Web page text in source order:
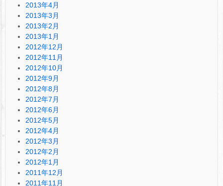
2013年4月
2013年3月
2013年2月
2013年1月
2012年12月
2012年11月
2012年10月
2012年9月
2012年8月
2012年7月
2012年6月
2012年5月
2012年4月
2012年3月
2012年2月
2012年1月
2011年12月
2011年11月